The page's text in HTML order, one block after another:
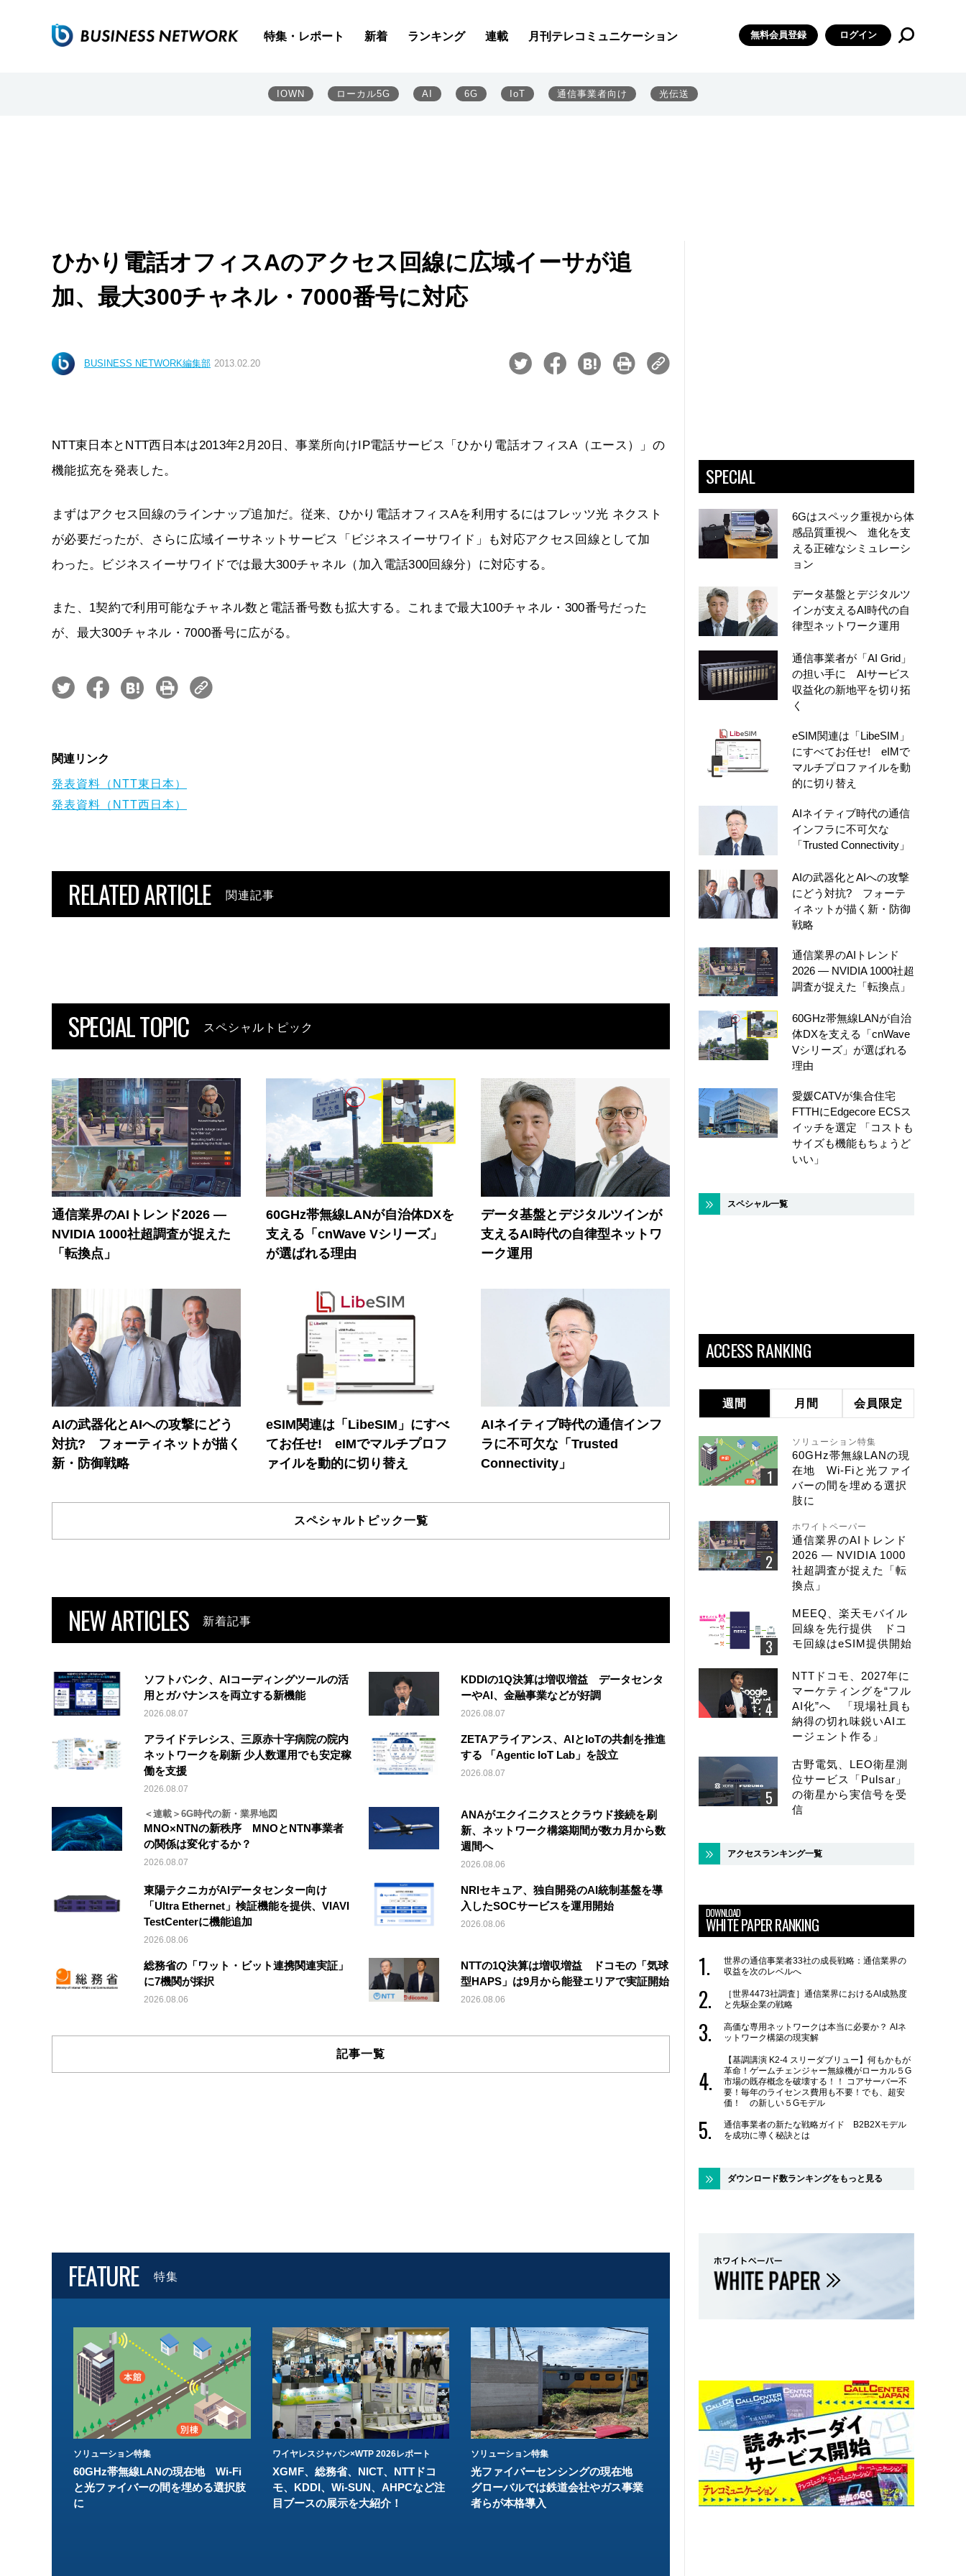
特集・レポート 新着 ランキング 連載 月刊テレコミュニケーション 無料会員登録 ログイン
IOWN ローカル5G AI 6G IoT 通信事業者向け 光伝送
ひかり電話オフィスAのアクセス回線に広域イーサが追
加、最大300チャネル・7000番号に対応
BUSINESS NETWORK編集部 2013.02.20
NTT東日本とNTT西日本は2013年2月20日、事業所向けIP電話サービス「ひかり電話オフィスA（エース）」の
機能拡充を発表した。
まずはアクセス回線のラインナップ追加だ。従来、ひかり電話オフィスAを利用するにはフレッツ光 ネクスト
が必要だったが、さらに広域イーサネットサービス「ビジネスイーサワイド」も対応アクセス回線として加
わった。ビジネスイーサワイドでは最大300チャネル（加入電話300回線分）に対応する。
また、1契約で利用可能なチャネル数と電話番号数も拡大する。これまで最大100チャネル・300番号だった
が、最大300チャネル・7000番号に広がる。
関連リンク
発表資料（NTT東日本）
発表資料（NTT西日本）
RELATED ARTICLE 関連記事
SPECIAL TOPIC スペシャルトピック
通信業界のAIトレンド2026 ―
NVIDIA 1000社超調査が捉えた
「転換点」
60GHz帯無線LANが自治体DXを
支える「cnWave Vシリーズ」
が選ばれる理由
データ基盤とデジタルツインが
支えるAI時代の自律型ネットワ
ーク運用
AIの武器化とAIへの攻撃にどう
対抗? フォーティネットが描く
新・防御戦略
eSIM関連は「LibeSIM」にすべ
てお任せ! eIMでマルチプロフ
ァイルを動的に切り替え
AIネイティブ時代の通信インフ
ラに不可欠な「Trusted
Connectivity」
スペシャルトピック一覧
NEW ARTICLES 新着記事
ソフトバンク、AIコーディングツールの活
用とガバナンスを両立する新機能
2026.08.07
KDDIの1Q決算は増収増益 データセンタ
ーやAI、金融事業などが好調
2026.08.07
アライドテレシス、三原赤十字病院の院内
ネットワークを刷新 少人数運用でも安定稼
働を支援
2026.08.07
ZETAアライアンス、AIとIoTの共創を推進
する 「Agentic IoT Lab」を設立
2026.08.07
＜連載＞6G時代の新・業界地図
MNO×NTNの新秩序 MNOとNTN事業者
の関係は変化するか？
2026.08.07
ANAがエクイニクスとクラウド接続を刷
新、ネットワーク構築期間が数カ月から数
週間へ
2026.08.06
東陽テクニカがAIデータセンター向け
「Ultra Ethernet」検証機能を提供、VIAVI
TestCenterに機能追加
2026.08.06
NRIセキュア、独自開発のAI統制基盤を導
入したSOCサービスを運用開始
2026.08.06
総務省の「ワット・ビット連携関連実証」
に7機関が採択
2026.08.06
NTTの1Q決算は増収増益 ドコモの「気球
型HAPS」は9月から能登エリアで実証開始
2026.08.06
記事一覧
FEATURE 特集
ソリューション特集
60GHz帯無線LANの現在地 Wi-Fi
と光ファイバーの間を埋める選択肢
に
ワイヤレスジャパン×WTP 2026レポート
XGMF、総務省、NICT、NTTドコ
モ、KDDI、Wi-SUN、AHPCなど注
目ブースの展示を大紹介！
ソリューション特集
光ファイバーセンシングの現在地
グローバルでは鉄道会社やガス事業
者らが本格導入
ソリューション特集
イーサネットで作るGPUネットワー
ク 間近に迫る1.6TbE時代とローカ
ルLLMに備えを
ソリューション特集
6GHz帯Wi-Fiは「
末」で Wi-Fi 7へ
こう
SPECIAL
6Gはスペック重視から体
感品質重視へ 進化を支
える正確なシミュレーシ
ョン
データ基盤とデジタルツ
インが支えるAI時代の自
律型ネットワーク運用
通信事業者が「AI Grid」
の担い手に AIサービス
収益化の新地平を切り拓
く
eSIM関連は「LibeSIM」
にすべてお任せ! eIMで
マルチプロファイルを動
的に切り替え
AIネイティブ時代の通信
インフラに不可欠な
「Trusted Connectivity」
AIの武器化とAIへの攻撃
にどう対抗? フォーテ
ィネットが描く新・防御
戦略
通信業界のAIトレンド
2026 ― NVIDIA 1000社超
調査が捉えた「転換点」
60GHz帯無線LANが自治
体DXを支える「cnWave
Vシリーズ」が選ばれる
理由
愛媛CATVが集合住宅
FTTHにEdgecore ECSス
イッチを選定 「コストも
サイズも機能もちょうど
いい」
スペシャル一覧
ACCESS RANKING
週間 月間 会員限定
ソリューション特集
60GHz帯無線LANの現
在地 Wi-Fiと光ファイ
バーの間を埋める選択
肢に
ホワイトペーパー
通信業界のAIトレンド
2026 ― NVIDIA 1000
社超調査が捉えた「転
換点」
MEEQ、楽天モバイル
回線を先行提供 ドコ
モ回線はeSIM提供開始
NTTドコモ、2027年に
マーケティングを“フル
AI化”へ 「現場社員も
納得の切れ味鋭いAIエ
ージェント作る」
古野電気、LEO衛星測
位サービス「Pulsar」
の衛星から実信号を受
信
アクセスランキング一覧
DOWNLOAD
WHITE PAPER RANKING
世界の通信事業者33社の成長戦略：通信業界の
収益を次のレベルへ
［世界4473社調査］通信業界におけるAI成熟度
と先駆企業の戦略
高価な専用ネットワークは本当に必要か？ AIネ
ットワーク構築の現実解
【基調講演 K2-4 スリーダブリュー】何もかもが
革命！ゲームチェンジャー無線機がローカル５G
市場の既存概念を破壊する！！ コアサーバー不
要！毎年のライセンス費用も不要！でも、超安
価！ の新しい５Gモデル
通信事業者の新たな戦略ガイド B2B2Xモデル
を成功に導く秘訣とは
ダウンロード数ランキングをもっと見る